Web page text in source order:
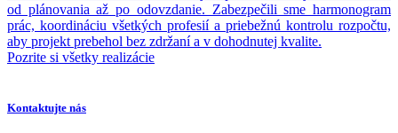
od plánovania až po odovzdanie. Zabezpečili sme harmonogram
prác, koordináciu všetkých profesií a priebežnú kontrolu rozpočtu,
aby projekt prebehol bez zdržaní a v dohodnutej kvalite.
Pozrite si všetky realizácie
Kontaktujte nás